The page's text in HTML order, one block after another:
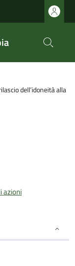
dell’idoneità alla
azioni